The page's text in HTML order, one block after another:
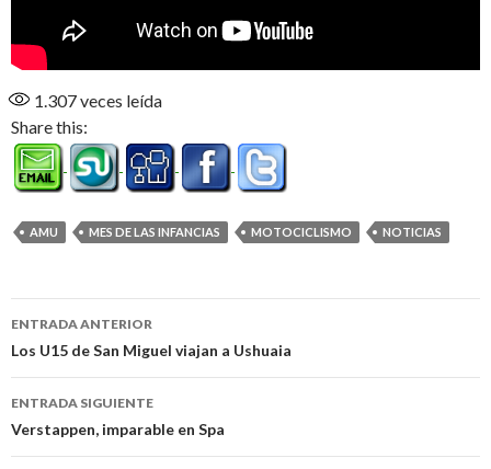
1.307veces leída
Share this:
AMU MES DE LAS INFANCIAS MOTOCICLISMO NOTICIAS
Navegación
de
entradas
ENTRADA ANTERIOR
Los U15 de San Miguel viajan a Ushuaia
ENTRADA SIGUIENTE
Verstappen, imparable en Spa